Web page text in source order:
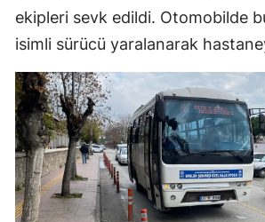
ekipleri sevk edildi. Otomobilde
isimli sürücü yaralanarak